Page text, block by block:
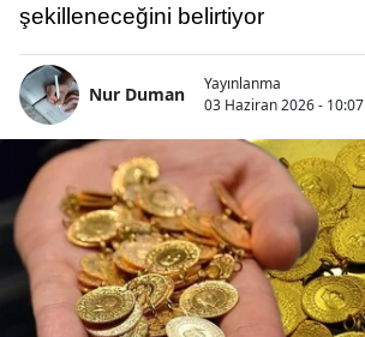
şekilleneceğini belirtiyor
Nur Duman
Yayınlanma
03 Haziran 2026 - 10:07